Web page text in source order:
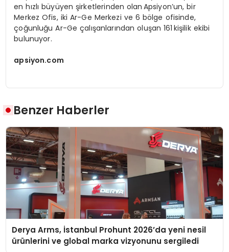
en hızlı büyüyen şirketlerinden olan Apsiyon’un, bir
Merkez Ofis, iki Ar-Ge Merkezi ve 6 bölge ofisinde,
çoğunluğu Ar-Ge çalışanlarından oluşan 161 kişilik ekibi
bulunuyor.
apsiyon.com
Benzer Haberler
Derya Arms, İstanbul Prohunt 2026’da yeni nesil
ürünlerini ve global marka vizyonunu sergiledi